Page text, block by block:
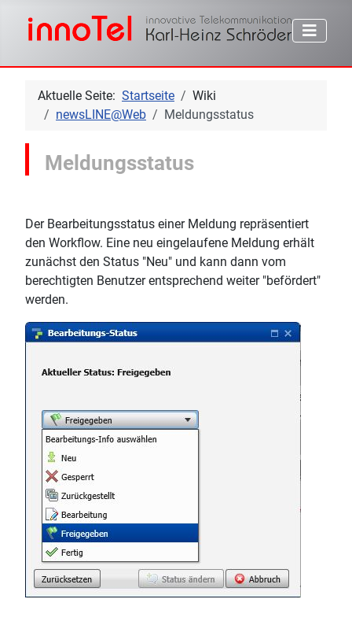
Aktuelle Seite: Startseite
Wiki
newsLINE@Web
Meldungsstatus
Meldungsstatus
Der Bearbeitungsstatus einer Meldung repräsentiert
den Workflow. Eine neu eingelaufene Meldung erhält
zunächst den Status "Neu" und kann dann vom
berechtigten Benutzer entsprechend weiter "befördert"
werden.